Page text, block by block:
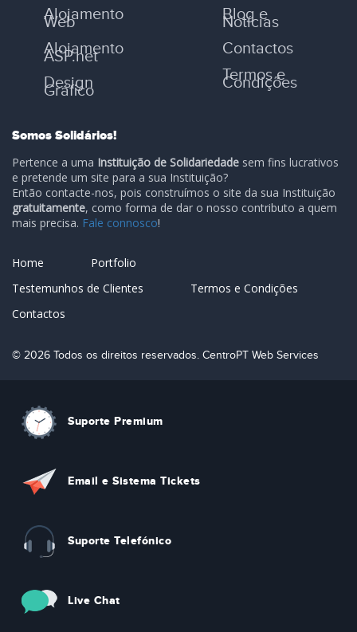
Alojamento
Web
Alojamento
ASP.net
Design
Gráfico
Blog e
Notícias
Contactos
Termos e
Condições
Somos Solidários!
Pertence a uma Instituição de Solidariedade sem fins lucrativos
e pretende um site para a sua Instituição?
Então contacte-nos, pois construímos o site da sua Instituição
gratuitamente, como forma de dar o nosso contributo a quem
mais precisa. Fale connosco!
Home
Portfolio
Testemunhos de Clientes
Termos e Condições
Contactos
© 2026 Todos os direitos reservados. CentroPT Web Services
Suporte Premium
Email e Sistema Tickets
Suporte Telefónico
Live Chat